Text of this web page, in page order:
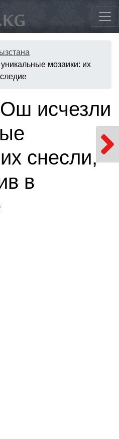
мозаики: их
исчезли
снесли,
в